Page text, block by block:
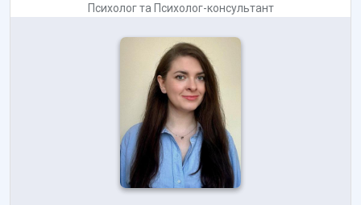
Психологта Психолог-консультант